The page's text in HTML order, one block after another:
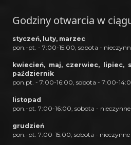
Godziny otwarcia w
styczeń, luty, marzec
pon.-pt. - 7:00-15:00, sobota -
kwiecień, maj, czerwiec, lipiec,
październik
pon.pt. - 7:00-16:00, sobota - 7:00-
listopad
pon.-pt. 7:00-16:00, sobota - nieczynne
grudzień
pon.-pt. 7:00-15:00, sobota - nieczynne